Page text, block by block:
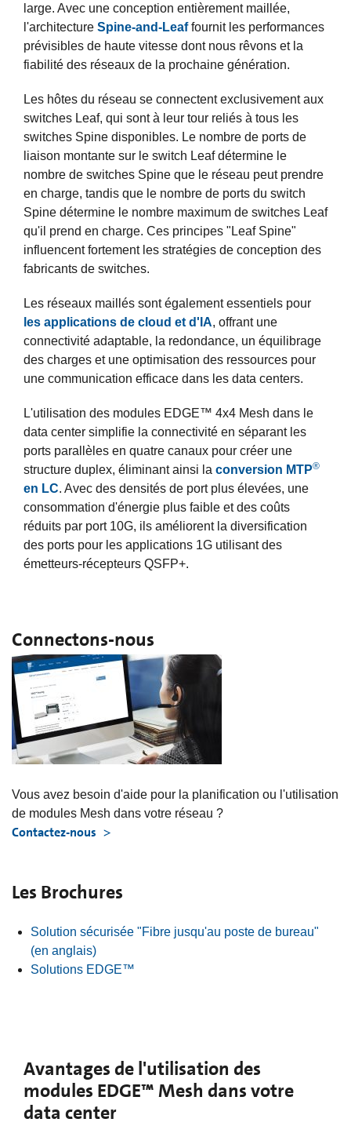
large. Avec une conception entièrement maillée,
l'architecture Spine-and-Leaffournit les performances
prévisibles de haute vitesse dont nous rêvons et la
fiabilité des réseaux de la prochaine génération.
Les hôtes du réseau se connectent exclusivement aux
switches Leaf, qui sont à leur tour reliés à tous les
switches Spine disponibles. Le nombre de ports de
liaison montante sur le switch Leaf détermine le
nombre de switches Spine que le réseau peut prendre
en charge, tandis que le nombre de ports du switch
Spine détermine le nombre maximum de switches Leaf
qu'il prend en charge. Ces principes "Leaf Spine"
influencent fortement les stratégies de conception des
fabricants de switches.
Les réseaux maillés sont également essentiels pour
les applications de cloud et d'IA, offrant une
connectivité adaptable, la redondance, un équilibrage
des charges et une optimisation des ressources pour
une communication efficace dans les data centers.
L'utilisation des modules EDGE™ 4x4 Mesh dans le
data center simplifie la connectivité en séparant les
ports parallèles en quatre canaux pour créer une
structure duplex, éliminant ainsi la conversion MTP®
en LC. Avec des densités de port plus élevées, une
consommation d'énergie plus faible et des coûts
réduits par port 10G, ils améliorent la diversification
des ports pour les applications 1G utilisant des
émetteurs-récepteurs QSFP+.
Connectons-nous
Vous avez besoin d'aide pour la planification ou l'utilisation
de modules Mesh dans votre réseau ?
Contactez-nous
Les Brochures
Solution sécurisée "Fibre jusqu'au poste de bureau"
(en anglais)
Solutions EDGE™
Avantages de l'utilisation des
modules EDGE™ Mesh dans votre
data center